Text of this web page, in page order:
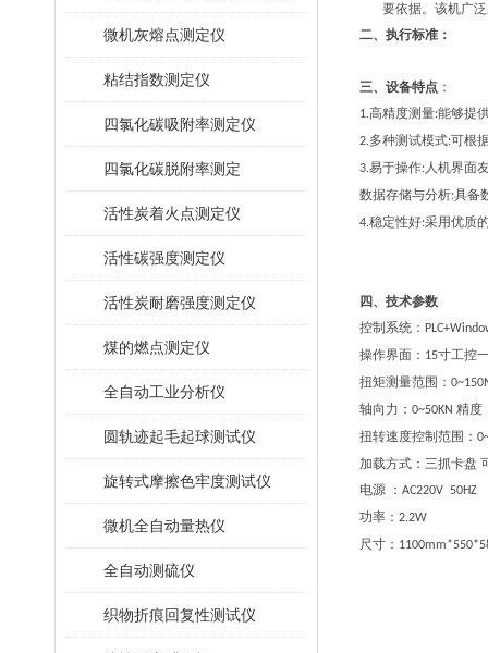
微机灰熔点测定仪
粘结指数测定仪
四氯化碳吸附率测定仪
四氯化碳脱附率测定
活性炭着火点测定仪
活性碳强度测定仪
活性炭耐磨强度测定仪
煤的燃点测定仪
全自动工业分析仪
圆轨迹起毛起球测试仪
旋转式摩擦色牢度测试仪
微机全自动量热仪
全自动测硫仪
织物折痕回复性测试仪
要依据。该机广
二、执行标准：
三、设备特点 ：
1.高精度测量:能够提
2.多种测试模式:可根
3.易于操作:人机界面
数据存储与分析:具备
4.稳定性好:采用优质
四、技术参数
控制系统：
操作界面： 15寸工控
扭矩测量范围：
轴向力： 0~50KN 精度
扭转速度控制范围：
加载方式：三抓卡盘
电源 ： AC220V 50HZ
功率： 2.2W
尺寸：